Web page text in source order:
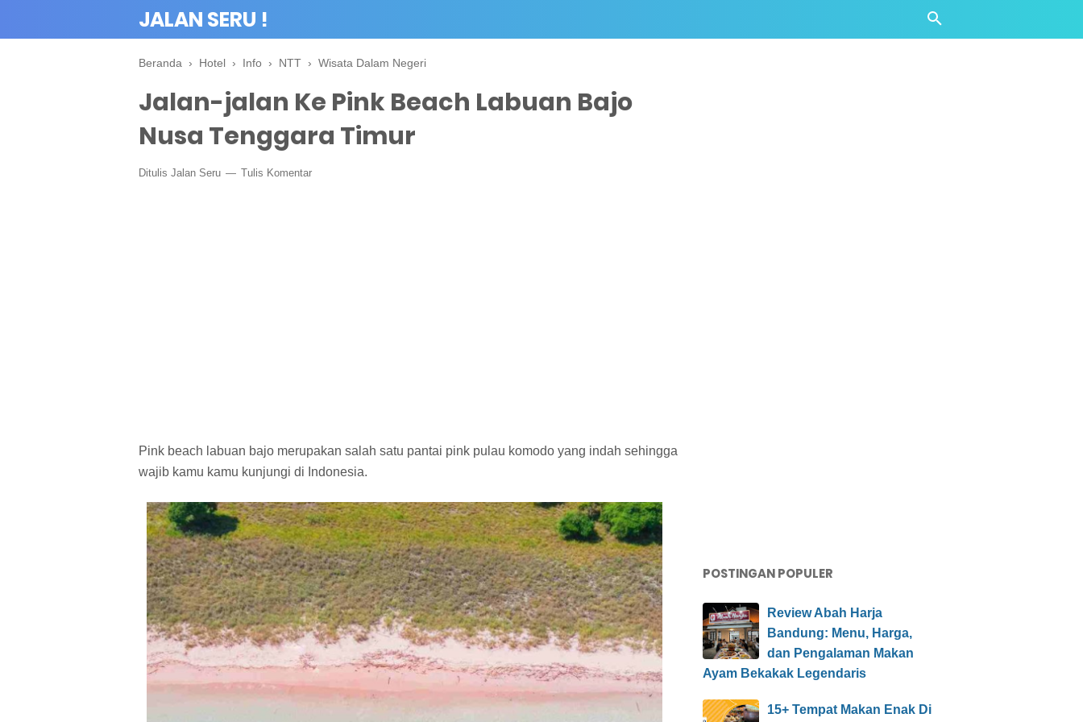
JALAN SERU !
Beranda › Hotel › Info › NTT › Wisata Dalam Negeri
Jalan-jalan Ke Pink Beach Labuan Bajo
Nusa Tenggara Timur
Ditulis Jalan Seru Tulis Komentar
Pink beach labuan bajo merupakan salah satu pantai pink pulau komodo yang indah sehingga
wajib kamu kamu kunjungi di Indonesia.
POSTINGAN POPULER
Review Abah Harja
Bandung: Menu, Harga,
dan Pengalaman Makan
Ayam Bekakak Legendaris
15+ Tempat Makan Enak Di